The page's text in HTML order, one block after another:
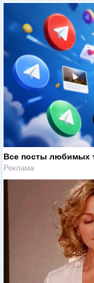
Все посты любимых
Реклама